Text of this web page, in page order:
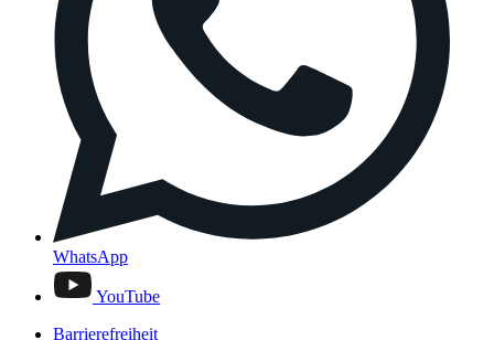
WhatsApp
YouTube
Barrierefreiheit